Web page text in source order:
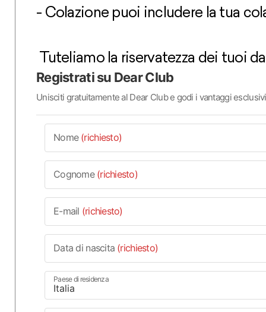
- Colazione puoi includere la tua
Tuteliamo la riservatezza dei tuoi
Registrati su Dear Club
Unisciti gratuitamente al Dear Club e godi i vantaggi esclusivi
Nome (richiesto)
Cognome (richiesto)
E-mail (richiesto)
Data di nascita (richiesto)
Paese di residenza